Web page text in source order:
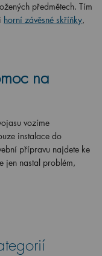
předmětech. Tím
horní závěsné skříňky,
na
vozíme
instalace do
přípravu najdete ke
jen nastal problém,